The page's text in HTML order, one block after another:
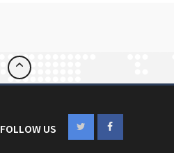
FOLLOW US